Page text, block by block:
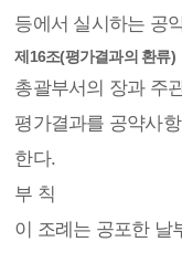
등에서 실시하는 공
제16조(평가결과의 환류)
총괄부서의 장과 주
평가결과를 공약사
한다.
부 칙
이 조례는 공포한 날